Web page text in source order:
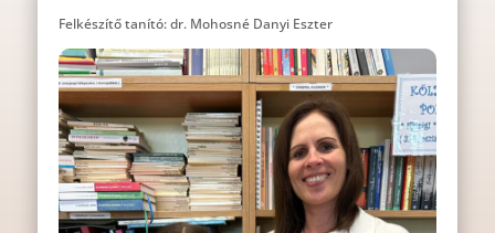
Felkészítő tanító: dr. Mohosné Danyi Eszter